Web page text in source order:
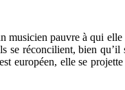
musicien pauvre à qui elle
se réconcilient, bien qu’il
européen, elle se